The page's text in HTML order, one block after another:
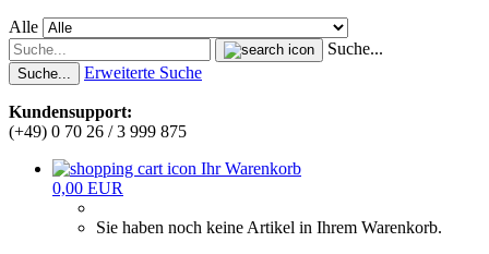
Alle
Suche...
Suche... Erweiterte Suche
Kundensupport:
(+49) 0 70 26 / 3 999 875
Ihr Warenkorb
0,00 EUR
Sie haben noch keine Artikel in Ihrem Warenkorb.